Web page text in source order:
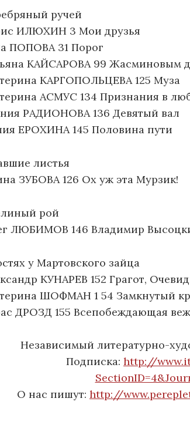
ручей
ИЛЮХИН 3 Мои друзья
ПОПОВА 31 Порог
КАЙСАРОВА 99 Жасминовым
КАРГОПОЛЬЦЕВА 125 Муза
АСМУС 134 Признания в
РАДИОНОВА 136 Девятый вал
ЕРОХИНА 145 Половина пути
листья
ЗУБОВА 126 Ох уж эта Мурзик!
рой
ЛЮБИМОВ 146 Владимир
у Мартовского зайца
КУНАРЕВ 152 Грагот,
ШОФМАН 1 54 Замкнутый
ДРОЗД 155 Всепобеждающая
Независимый литературно-
Подписка: http://
О нас пишут: http://